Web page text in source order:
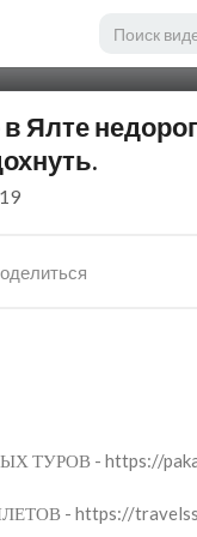
Ялте
ТУРОВ - https://
- https://